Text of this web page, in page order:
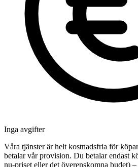
Inga avgifter
Våra tjänster är helt kostnadsfria för
betalar vår provision. Du betalar endast
nu-priset eller det överenskomna budet)